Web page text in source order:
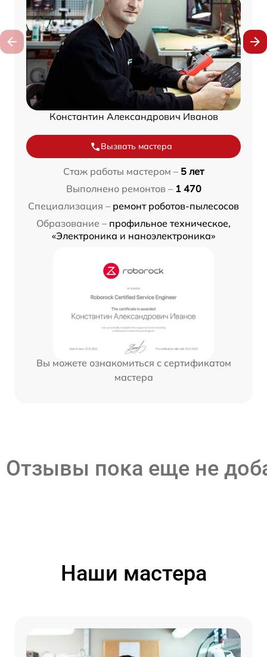
Константин Александрович Иванов
Вызвать мастера
Стаж работы мастером – 5 лет
Выполнено ремонтов – 1 470
Специализация – ремонт роботов-пылесосов
Образование – профильное техническое,
«Электроника и наноэлектроника»
Вы можете ознакомиться с сертификатом
мастера
Отзывы пока еще не
Наши мастера